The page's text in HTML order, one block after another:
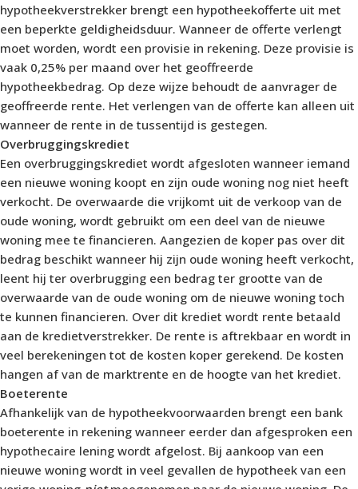
hypotheekverstrekker brengt een hypotheekofferte uit met
een beperkte geldigheidsduur. Wanneer de offerte verlengt
moet worden, wordt een provisie in rekening. Deze provisie is
vaak 0,25% per maand over het geoffreerde
hypotheekbedrag. Op deze wijze behoudt de aanvrager de
geoffreerde rente. Het verlengen van de offerte kan alleen uit
wanneer de rente in de tussentijd is gestegen.
Overbruggingskrediet
Een overbruggingskrediet wordt afgesloten wanneer iemand
een nieuwe woning koopt en zijn oude woning nog niet heeft
verkocht. De overwaarde die vrijkomt uit de verkoop van de
oude woning, wordt gebruikt om een deel van de nieuwe
woning mee te financieren. Aangezien de koper pas over dit
bedrag beschikt wanneer hij zijn oude woning heeft verkocht,
leent hij ter overbrugging een bedrag ter grootte van de
overwaarde van de oude woning om de nieuwe woning toch
te kunnen financieren. Over dit krediet wordt rente betaald
aan de kredietverstrekker. De rente is aftrekbaar en wordt in
veel berekeningen tot de kosten koper gerekend. De kosten
hangen af van de marktrente en de hoogte van het krediet.
Boeterente
Afhankelijk van de hypotheekvoorwaarden brengt een bank
boeterente in rekening wanneer eerder dan afgesproken een
hypothecaire lening wordt afgelost. Bij aankoop van een
nieuwe woning wordt in veel gevallen de hypotheek van een